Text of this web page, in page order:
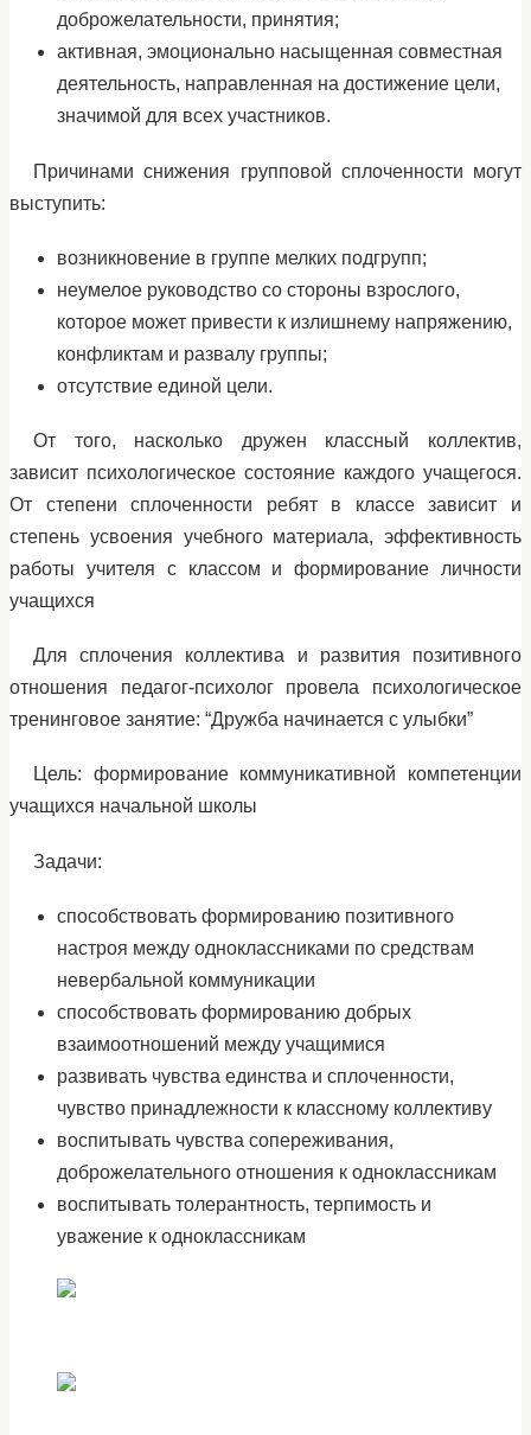
доброжелательности, принятия;
активная, эмоционально насыщенная совместная
деятельность, направленная на достижение цели,
значимой для всех участников.
Причинами снижения групповой сплоченности могут
выступить:
возникновение в группе мелких подгрупп;
неумелое руководство со стороны взрослого,
которое может привести к излишнему напряжению,
конфликтам и развалу группы;
отсутствие единой цели.
От того, насколько дружен классный коллектив,
зависит психологическое состояние каждого учащегося.
От степени сплоченности ребят в классе зависит и
степень усвоения учебного материала, эффективность
работы учителя с классом и формирование личности
учащихся
Для сплочения коллектива и развития позитивного
отношения педагог-психолог провела психологическое
тренинговое занятие: “Дружба начинается с улыбки”
Цель: формирование коммуникативной компетенции
учащихся начальной школы
Задачи:
способствовать формированию позитивного
настроя между одноклассниками по средствам
невербальной коммуникации
способствовать формированию добрых
взаимоотношений между учащимися
развивать чувства единства и сплоченности,
чувство принадлежности к классному коллективу
воспитывать чувства сопереживания,
доброжелательного отношения к одноклассникам
воспитывать толерантность, терпимость и
уважение к одноклассникам